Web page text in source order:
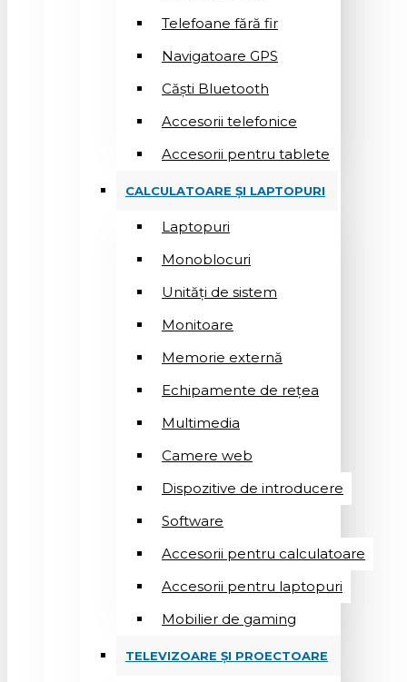
Telefoane fără fir
Navigatoare GPS
Căști Bluetooth
Accesorii telefonice
Accesorii pentru tablete
CALCULATOARE ȘI LAPTOPURI
Laptopuri
Monoblocuri
Unități de sistem
Monitoare
Memorie externă
Echipamente de rețea
Multimedia
Camere web
Dispozitive de introducere
Software
Accesorii pentru calculatoare
Accesorii pentru laptopuri
Mobilier de gaming
TELEVIZOARE ȘI PROECTOARE